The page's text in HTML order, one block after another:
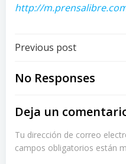
http://
Post
navigation
Previous post
No Responses
Deja un
Tu dirección de correo
campos obligatorios están